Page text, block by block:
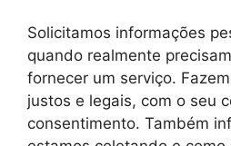
Solicitamos informações
quando realmente
fornecer um serviço.
justos e legais, com o seu
consentimento. Também